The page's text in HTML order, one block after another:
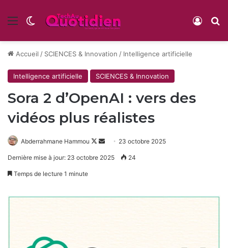
Menu Switch skin
Accueil / SCIENCES & Innovation / Intelligence artificielle
Intelligence artificielle SCIENCES & Innovation
Sora 2 d’OpenAI : vers des
vidéos plus réalistes
Abderrahmane Hammou
Follow
Envoyer23 octobre 2025
Dernière mise à jour: 23 octobre 2025 24
Temps de lecture 1 minute